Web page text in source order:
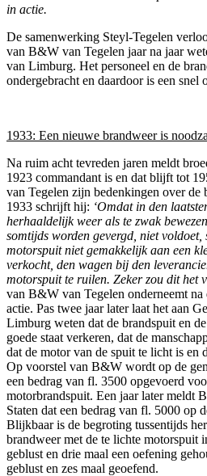
in actie.
De samenwerking Steyl-Tegelen
van B&W van Tegelen jaar na jaar
van Limburg. Het personeel en de
ondergebracht en daardoor is een snel
1933: Een nieuwe brandweer is
Na ruim acht tevreden jaren meldt
1923 commandant is en dat blijft tot
van Tegelen zijn bedenkingen over de
1933 schrijft hij: ‘Omdat in den
herhaaldelijk weer als te zwak
somtijds worden gevergd, niet
motorspuit niet gemakkelijk aan een
verkocht, den wagen bij den
motorspuit te ruilen. Zeker zou dit het
van B&W van Tegelen onderneemt na
actie. Pas twee jaar later laat het aan
Limburg weten dat de brandspuit en
goede staat verkeren, dat de
dat de motor van de spuit te licht is en
Op voorstel van B&W wordt op de
een bedrag van fl. 3500 opgevoerd
motorbrandspuit. Een jaar later meldt
Staten dat een bedrag van fl. 5000 op
Blijkbaar is de begroting tussentijds
brandweer met de te lichte motorspuit
geblust en drie maal een oefening
geblust en zes maal geoefend.